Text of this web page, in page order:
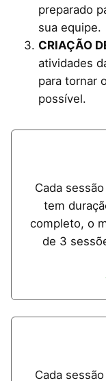
preparado
sua equipe.
CRIAÇÃO
atividades
para tornar
possível.
Cada
tem
completo, o
de 3
Cada